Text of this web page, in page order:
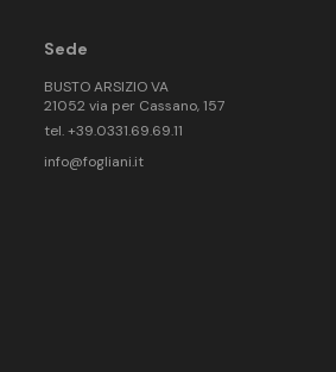
Sede
BUSTO ARSIZIO VA
21052 via per Cassano, 157
tel. +39.0331.69.69.11
info@fogliani.it